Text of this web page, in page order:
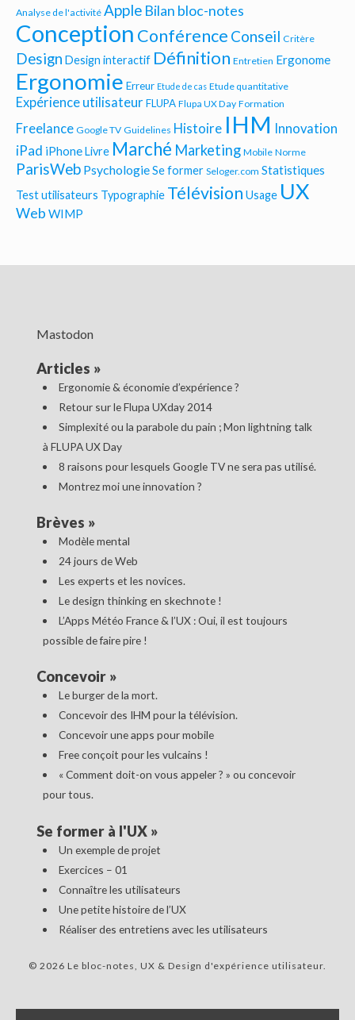
Analyse de l'activité Apple Bilan bloc-notes
Conception Conférence Conseil Critère
Design Design interactif Définition Entretien Ergonome
Ergonomie Erreur Etude de cas Etude quantitative
Expérience utilisateur FLUPA Flupa UX Day Formation
Freelance Google TV Guidelines Histoire IHM Innovation
iPad iPhone Livre Marché Marketing Mobile Norme
ParisWeb PsychologieSe former Seloger.com Statistiques
Test utilisateurs Typographie Télévision Usage UX
Web WIMP
Mastodon
Articles »
Ergonomie & économie d’expérience ?
Retour sur le Flupa UXday 2014
Simplexité ou la parabole du pain ; Mon lightning talk
à FLUPA UX Day
8 raisons pour lesquels Google TV ne sera pas utilisé.
Montrez moi une innovation ?
Brèves »
Modèle mental
24 jours de Web
Les experts et les novices.
Le design thinking en skechnote !
L’Apps Météo France & l’UX : Oui, il est toujours
possible de faire pire !
Concevoir»
Le burger de la mort.
Concevoir des IHM pour la télévision.
Concevoir une apps pour mobile
Free conçoit pour les vulcains !
« Comment doit-on vous appeler ? » ou concevoir
pour tous.
Se former à l'UX»
Un exemple de projet
Exercices – 01
Connaître les utilisateurs
Une petite histoire de l’UX
Réaliser des entretiens avec les utilisateurs
© 2026 Le bloc-notes, UX & Design d'expérience utilisateur